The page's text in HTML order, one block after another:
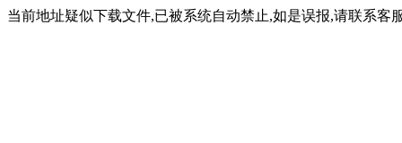
当前地址疑似下载文件,已被系统自动禁止,如是误报,请联系客